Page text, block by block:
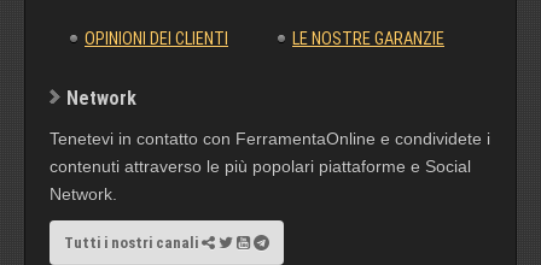
OPINIONI DEI CLIENTI LE NOSTRE GARANZIE
Network
Tenetevi in contatto con FerramentaOnline e condividete i
contenuti attraverso le più popolari piattaforme e Social
Network.
Tutti i nostri canali